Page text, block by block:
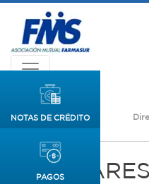
CIRCULARES
NOTAS DE CRÉDITO
PAGOS